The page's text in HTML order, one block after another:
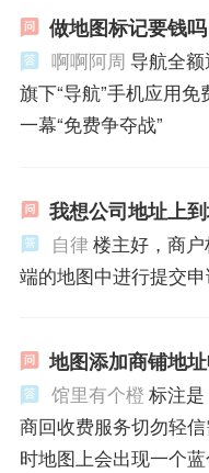
做地图标记要钱吗
啊啊阿周 导航全
旗下“导航”手机应用
一幕“免费争夺战”
我想公司地址上
自律楼主好，商
端的地图中进行提交申
地图添加商铺地
馆里有个橙 标注
商回收费服务切勿轻
时地图上会出现一个